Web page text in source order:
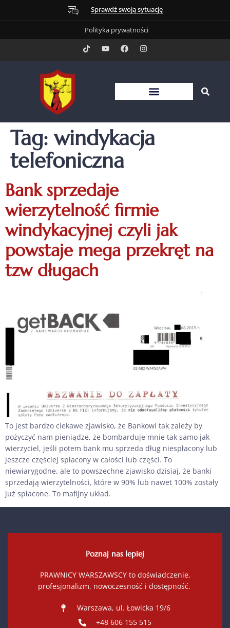
Sprawdź swoją sytuację
Polityka prywatności
Tag: windykacja
telefoniczna
Bank sprzedaje
wierzytelność firmie
windykacyjnej czyli jak
powstaje mega przekręt na
tzw długach
To jest bardzo ciekawe zjawisko, że Bankowi tak zależy by
pożyczyć nam pieniądze, że bombarduje mnie tak samo jak
wierzyciel, jeśli potem bank mu sprzeda dług niespłacony lub
jeszcze częściej spłacony w całości lub części. To
niewiarygodne, ale to powszechne zjawisko dzisiaj, że banki
sprzedają wierzytelności, które w 90% lub nawet 100% zostały
już spłacone. To mafijny układ.
Poznaj nas lepiej
PRAWNICY WARSZAWSCY to doświadczenie,
profesjonalizm, nowoczesność i dostępność.
Warszawa, ul. Łowicka 19/6
+48 606 155 515